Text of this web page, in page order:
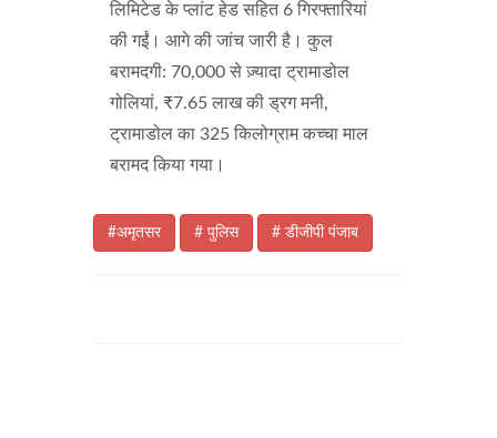
लिमिटेड के प्लांट हेड सहित 6 गिरफ्तारियां
की गईं। आगे की जांच जारी है। कुल
बरामदगी: 70,000 से ज़्यादा ट्रामाडोल
गोलियां, ₹7.65 लाख की ड्रग मनी,
ट्रामाडोल का 325 किलोग्राम कच्चा माल
बरामद किया गया।
#अमृतसर # पुलिस # डीजीपी पंजाब